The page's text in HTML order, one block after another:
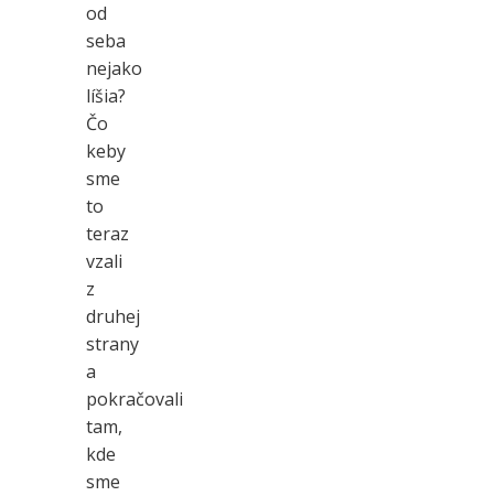
od
seba
nejako
líšia?
Čo
keby
sme
to
teraz
vzali
z
druhej
strany
a
pokračovali
tam,
kde
sme